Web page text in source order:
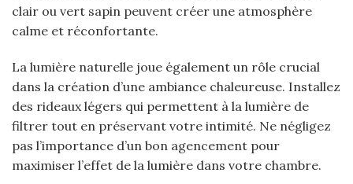
clair ou vert sapin peuvent créer une atmosphère
calme et réconfortante.
La lumière naturelle joue également un rôle crucial
dans la création d’une ambiance chaleureuse. Installez
des rideaux légers qui permettent à la lumière de
filtrer tout en préservant votre intimité. Ne négligez
pas l’importance d’un bon agencement pour
maximiser l’effet de la lumière dans votre chambre.